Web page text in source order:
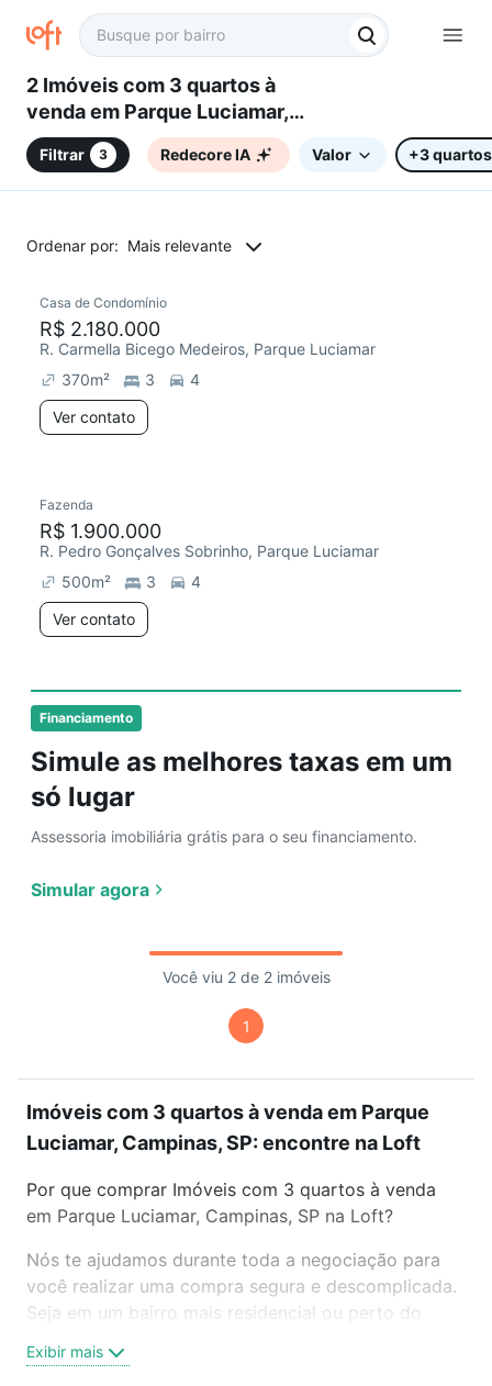
2 Imóveis com 3 quartos à
venda em Parque Luciamar,
Campinas, SP
Filtrar 3 Redecore IA Valor +3 quartos
Ordenar por: Mais relevante
Financiamento
Simule as melhores taxas em um
só lugar
Assessoria imobiliária grátis para o seu financiamento.
Simular agora
Casa de Condomínio
R$ 2.180.000
R. Carmella Bicego Medeiros, Parque Luciamar
370m² 3
4
Ver contato
Redecorar
Fazenda
R$ 1.900.000
R. Pedro Gonçalves Sobrinho, Parque Luciamar
500m² 3
4
Ver contato
Você viu 2 de 2 imóveis
1
Imóveis com 3 quartos à venda em Parque
Luciamar, Campinas, SP: encontre na Loft
Por que comprar Imóveis com 3 quartos à venda
em Parque Luciamar, Campinas, SP na Loft?
Nós te ajudamos durante toda a negociação para
você realizar uma compra segura e descomplicada.
Seja em um bairro mais residencial ou perto do
oferta ideal de Imóveis com 3 quartos à venda em
Exibir mais